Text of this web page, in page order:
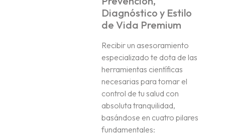
Diagnóstico y Estilo
de Vida Premium
Recibir un asesoramiento
especializado te dota de las
herramientas científicas
necesarias para tomar el
control de tu salud con
absoluta tranquilidad,
basándose en cuatro pilares
fundamentales: